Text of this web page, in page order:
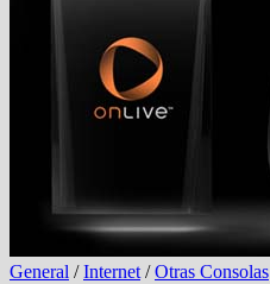
General /Internet /Otras Consolas